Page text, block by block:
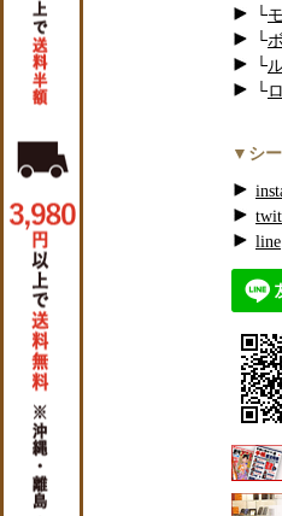
└
└
└
└
▼シー
line